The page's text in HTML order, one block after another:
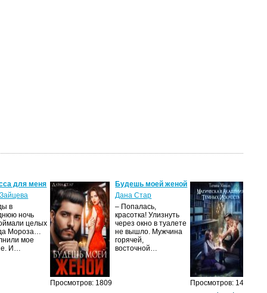
для меня
в
ночь
целых
Мороза…
мое
И…
Просмотров: 1809
Будешь моей женой
Дана Стар
– Попалась,
красотка! Улизнуть
через окно в туалете
не вышло. Мужчина
горячей,
восточной…
Просмотров: 1473